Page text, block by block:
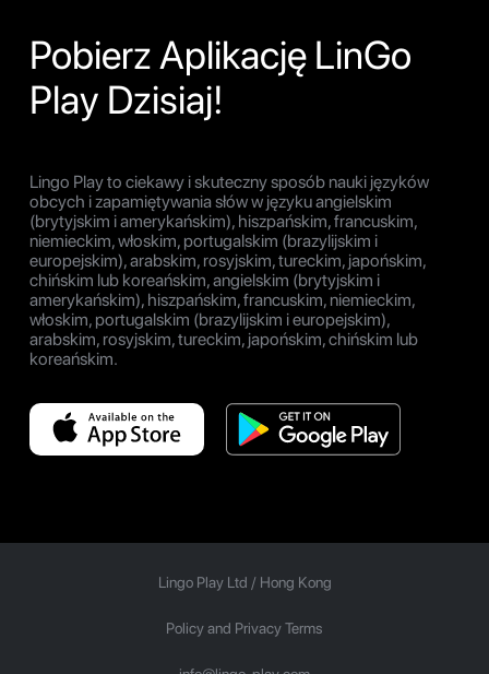
Pobierz Aplikację LinGo
Play Dzisiaj!
Lingo Play to ciekawy i skuteczny sposób nauki języków
obcych i zapamiętywania słów w języku angielskim
(brytyjskim i amerykańskim), hiszpańskim, francuskim,
niemieckim, włoskim, portugalskim (brazylijskim i
europejskim), arabskim, rosyjskim, tureckim, japońskim,
chińskim lub koreańskim, angielskim (brytyjskim i
amerykańskim), hiszpańskim, francuskim, niemieckim,
włoskim, portugalskim (brazylijskim i europejskim),
arabskim, rosyjskim, tureckim, japońskim, chińskim lub
koreańskim.
Lingo Play Ltd / Hong Kong
Policy and Privacy Terms